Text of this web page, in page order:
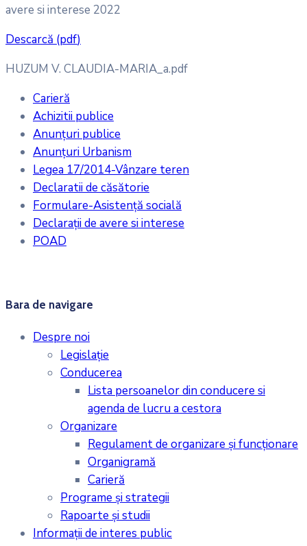
avere si interese 2022
Descarcă (pdf)
HUZUM V. CLAUDIA-MARIA_a.pdf
Carieră
Achizitii publice
Anunțuri publice
Anunțuri Urbanism
Legea 17/2014-Vânzare teren
Declaratii de căsătorie
Formulare-Asistență socială
Declarații de avere si interese
POAD
Bara de navigare
Despre noi
Legislaţie
Conducerea
Lista persoanelor din conducere si
agenda de lucru a cestora
Organizare
Regulament de organizare și funcționare
Organigramă
Carieră
Programe și strategii
Rapoarte și studii
Informații de interes public